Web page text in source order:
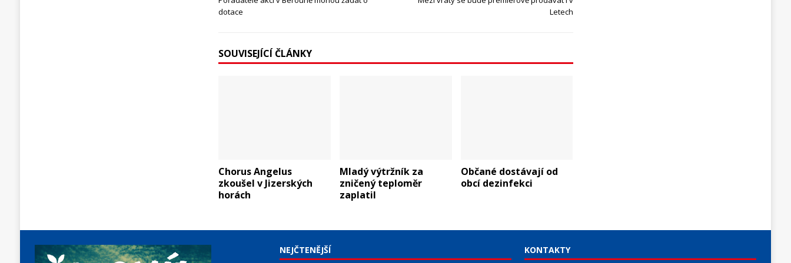
dotace
Letech
SOUVISEJÍCÍ ČLÁNKY
Chorus Angelus
zkoušel v Jizerských
horách
Mladý výtržník za
zničený teploměr
zaplatil
Občané dostávají od
obcí dezinfekci
NEJČTENĚJŠÍ KONTAKTY